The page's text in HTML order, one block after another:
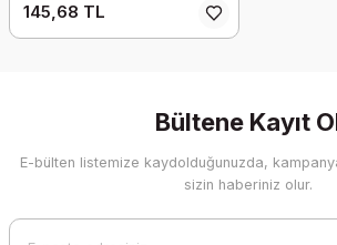
145,68 TL
Bültene Kayıt
E-bülten listemize kaydolduğunuzda,
sizin haberiniz olur.